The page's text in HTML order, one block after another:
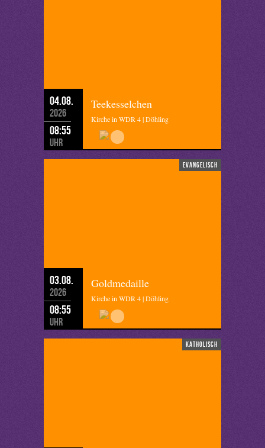
04.08.
2026
08:55
Uhr
Teekesselchen
Kirche in WDR 4 | Döhling
evangelisch
03.08.
2026
08:55
Uhr
Goldmedaille
Kirche in WDR 4 | Döhling
katholisch